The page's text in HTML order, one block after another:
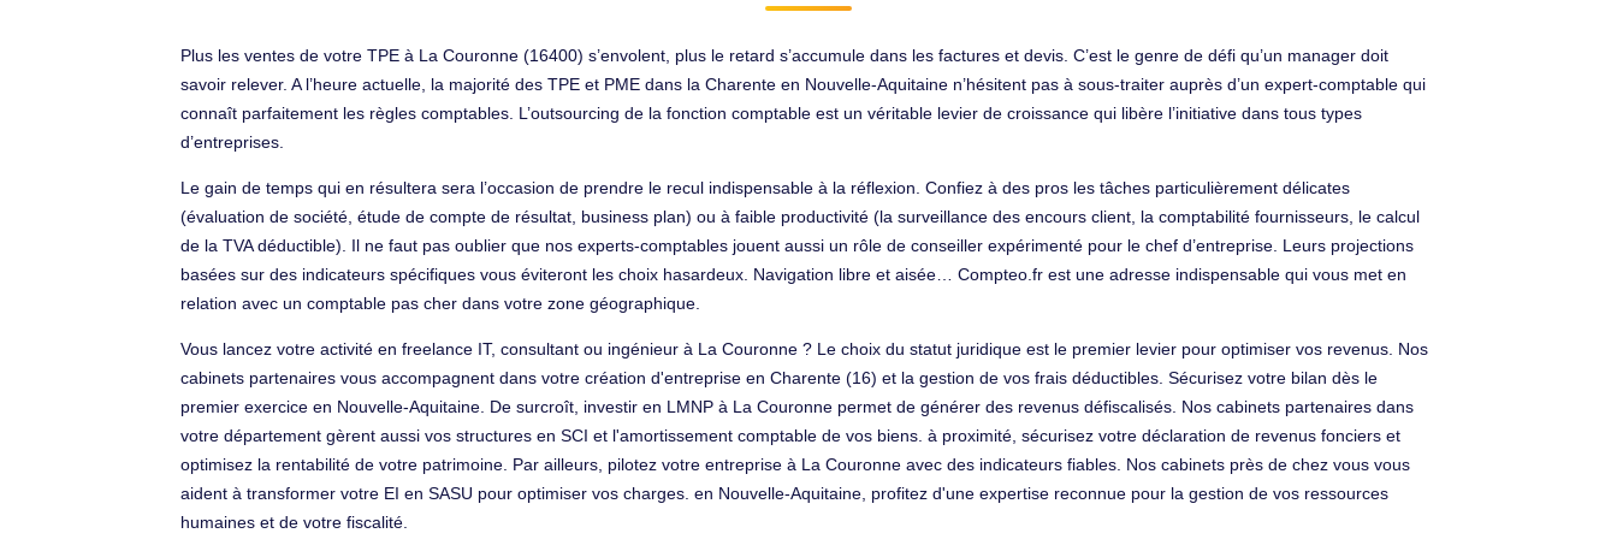
Plus les ventes de votre TPE à La Couronne (16400) s’envolent, plus le retard s’accumule dans les factures et devis. C’est le genre de défi qu’un manager doit
savoir relever. A l’heure actuelle, la majorité des TPE et PME dans la Charente en Nouvelle-Aquitaine n’hésitent pas à sous-traiter auprès d’un expert-comptable qui
connaît parfaitement les règles comptables. L’outsourcing de la fonction comptable est un véritable levier de croissance qui libère l’initiative dans tous types
d’entreprises.
Le gain de temps qui en résultera sera l’occasion de prendre le recul indispensable à la réflexion. Confiez à des pros les tâches particulièrement délicates
(évaluation de société, étude de compte de résultat, business plan) ou à faible productivité (la surveillance des encours client, la comptabilité fournisseurs, le calcul
de la TVA déductible). Il ne faut pas oublier que nos experts-comptables jouent aussi un rôle de conseiller expérimenté pour le chef d’entreprise. Leurs projections
basées sur des indicateurs spécifiques vous éviteront les choix hasardeux. Navigation libre et aisée… Compteo.fr est une adresse indispensable qui vous met en
relation avec un comptable pas cher dans votre zone géographique.
Vous lancez votre activité en freelance IT, consultant ou ingénieur à La Couronne ? Le choix du statut juridique est le premier levier pour optimiser vos revenus. Nos
cabinets partenaires vous accompagnent dans votre création d'entreprise en Charente (16) et la gestion de vos frais déductibles. Sécurisez votre bilan dès le
premier exercice en Nouvelle-Aquitaine. De surcroît, investir en LMNP à La Couronne permet de générer des revenus défiscalisés. Nos cabinets partenaires dans
votre département gèrent aussi vos structures en SCI et l'amortissement comptable de vos biens. à proximité, sécurisez votre déclaration de revenus fonciers et
optimisez la rentabilité de votre patrimoine. Par ailleurs, pilotez votre entreprise à La Couronne avec des indicateurs fiables. Nos cabinets près de chez vous vous
aident à transformer votre EI en SASU pour optimiser vos charges. en Nouvelle-Aquitaine, profitez d'une expertise reconnue pour la gestion de vos ressources
humaines et de votre fiscalité.